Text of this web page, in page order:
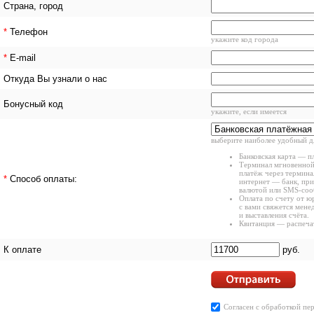
Страна, город
* Телефон
укажите код города
* E-mail
Откуда Вы узнали о нас
Бонусный код
укажите, если имеется
* Способ оплаты:
выберите наиболее удобный
Банковская карта —
Терминал
платёж через
интернет — банк,
валютой или SMS-
Оплата по счету от
с вами свяжется
и выставления счёта.
Квитанция —
К оплате руб.
Согласен с обработкой